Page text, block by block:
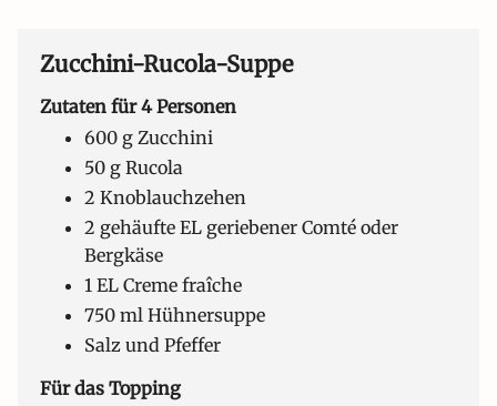
Zucchini-Rucola-Suppe
Zutaten für 4 Personen
600 g Zucchini
50 g Rucola
2 Knoblauchzehen
2 gehäufte EL geriebener Comté oder
Bergkäse
1 EL Creme fraîche
750 ml Hühnersuppe
Salz und Pfeffer
Für das Topping